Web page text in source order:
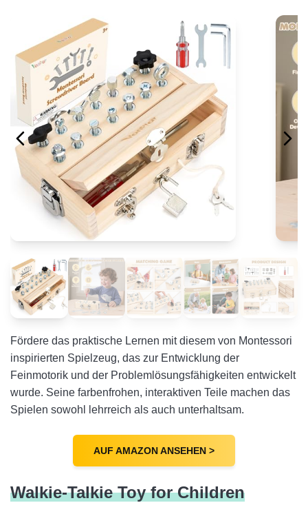
Fördere das praktische Lernen mit diesem von Montessori
inspirierten Spielzeug, das zur Entwicklung der
Feinmotorik und der Problemlösungsfähigkeiten entwickelt
wurde. Seine farbenfrohen, interaktiven Teile machen das
Spielen sowohl lehrreich als auch unterhaltsam.
AUF AMAZON ANSEHEN >
Walkie-Talkie Toy for Children